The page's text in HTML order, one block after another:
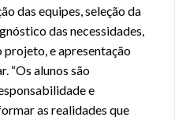
das equipes, seleção da
das necessidades,
projeto, e apresentação
“Os alunos são
e
as realidades que